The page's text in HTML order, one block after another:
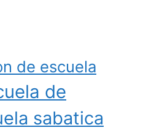
de escuela
de
sabatica